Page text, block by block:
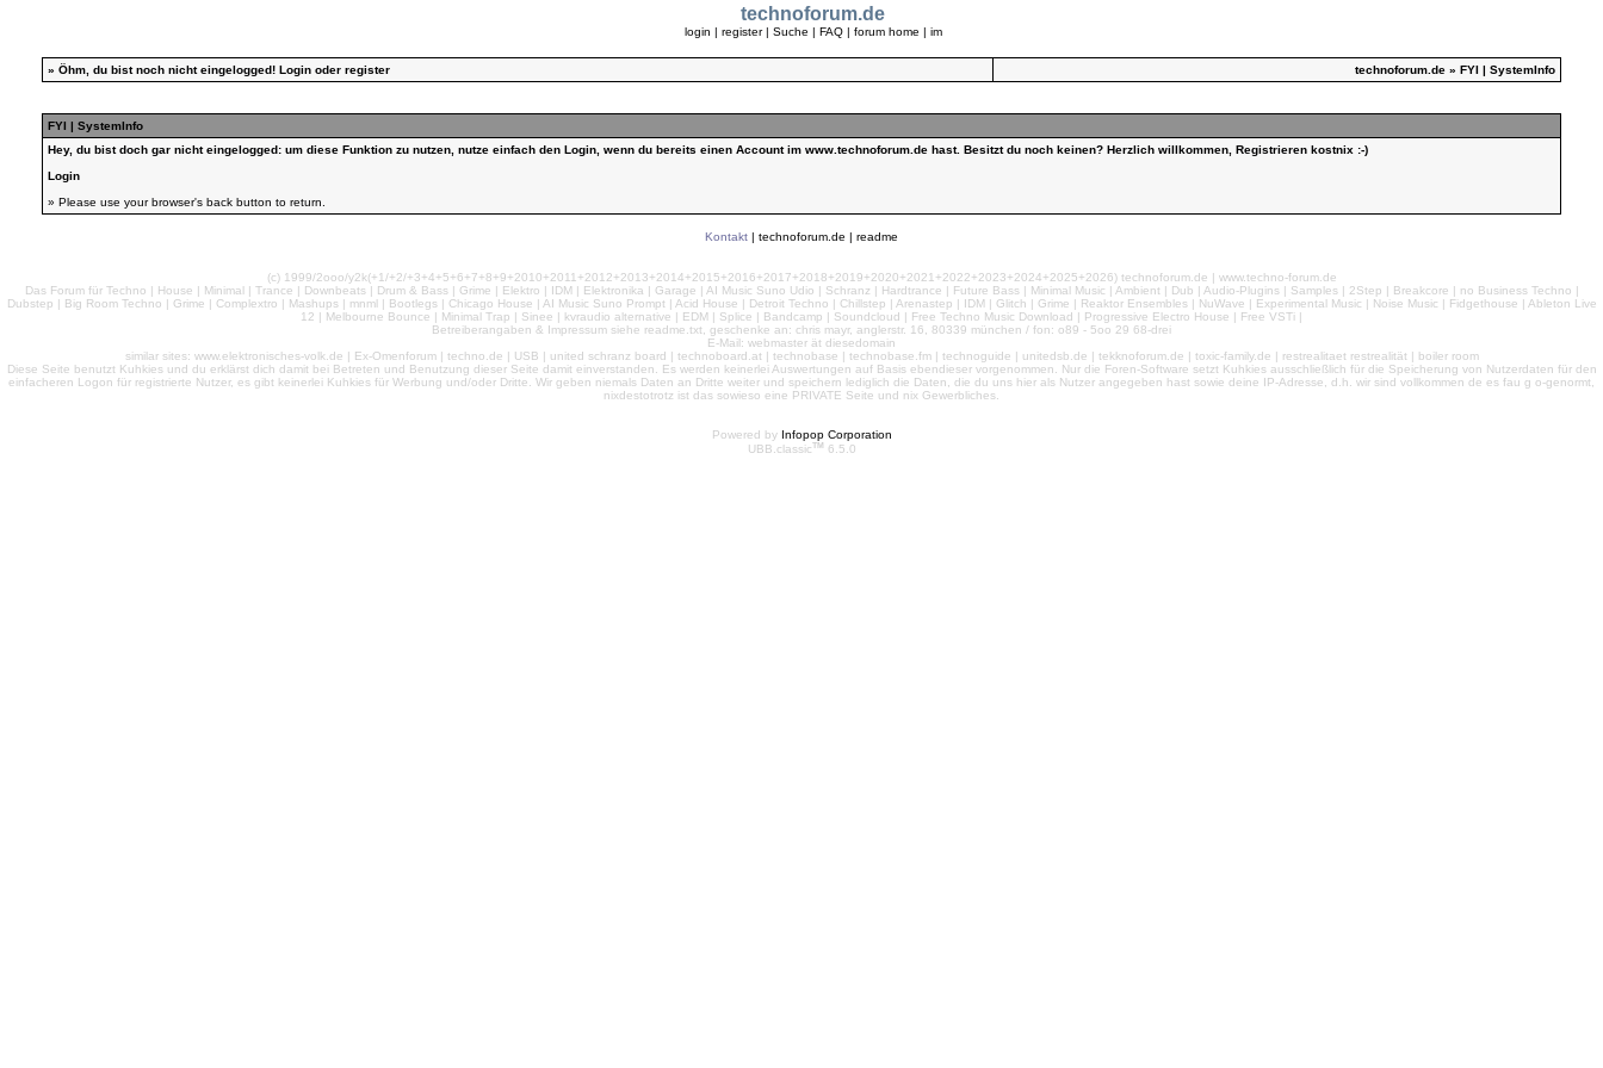
technoforum.de
login | register | Suche | FAQ| forum home | im
» Öhm, du bist noch nicht eingelogged! Login oder register technoforum.de » FYI | SystemInfo
FYI | SystemInfo
Hey, du bist doch gar nicht eingelogged: um diese Funktion zu nutzen, nutze einfach den Login, wenn du bereits einen Account im www.technoforum.de hast. Besitzt du noch keinen? Herzlich willkommen, Registrieren kostnix :-)
Login
» Please use your browser's back button to return.
Kontakt | technoforum.de | readme
(c) 1999/2ooo/y2k(+1/+2/+3+4+5+6+7+8+9+2010+2011+2012+2013+2014+2015+2016+2017+2018+2019+2020+2021+2022+2023+2024+2025+2026) technoforum.de | www.techno-forum.de
Das Forum für Techno | House | Minimal | Trance | Downbeats | Drum & Bass | Grime | Elektro | IDM | Elektronika | Garage | AI Music Suno Udio | Schranz | Hardtrance | Future Bass | Minimal Music | Ambient | Dub | Audio-Plugins | Samples | 2Step | Breakcore | no Business Techno |
Dubstep | Big Room Techno | Grime | Complextro | Mashups | mnml | Bootlegs | Chicago House | AI Music Suno Prompt | Acid House | Detroit Techno | Chillstep | Arenastep | IDM | Glitch | Grime | Reaktor Ensembles | NuWave | Experimental Music | Noise Music | Fidgethouse | Ableton Live
12 | Melbourne Bounce | Minimal Trap | Sinee | kvraudio alternative | EDM | Splice | Bandcamp | Soundcloud | Free Techno Music Download | Progressive Electro House | Free VSTi |
Betreiberangaben & Impressum siehe readme.txt, geschenke an: chris mayr, anglerstr. 16, 80339 münchen / fon: o89 - 5oo 29 68-drei
E-Mail: webmaster ät diesedomain
similar sites: www.elektronisches-volk.de | Ex-Omenforum | techno.de | USB | united schranz board | technoboard.at | technobase | technobase.fm | technoguide | unitedsb.de | tekknoforum.de | toxic-family.de | restrealitaet restrealität | boiler room
Diese Seite benutzt Kuhkies und du erklärst dich damit bei Betreten und Benutzung dieser Seite damit einverstanden. Es werden keinerlei Auswertungen auf Basis ebendieser vorgenommen. Nur die Foren-Software setzt Kuhkies ausschließlich für die Speicherung von Nutzerdaten für den
einfacheren Logon für registrierte Nutzer, es gibt keinerlei Kuhkies für Werbung und/oder Dritte. Wir geben niemals Daten an Dritte weiter und speichern lediglich die Daten, die du uns hier als Nutzer angegeben hast sowie deine IP-Adresse, d.h. wir sind vollkommen de es fau g o-genormt,
nixdestotrotz ist das sowieso eine PRIVATE Seite und nix Gewerbliches.
Powered by Infopop Corporation
UBB.classicTM 6.5.0